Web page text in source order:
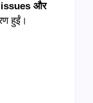
और
हुईं।